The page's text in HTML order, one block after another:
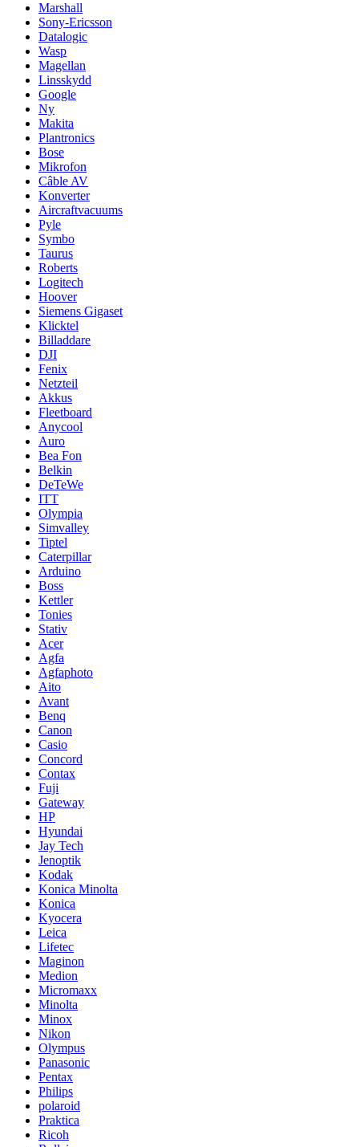
Marshall
Sony-Ericsson
Datalogic
Wasp
Magellan
Linsskydd
Google
Ny
Makita
Plantronics
Bose
Mikrofon
Câble AV
Konverter
Aircraftvacuums
Pyle
Symbo
Taurus
Roberts
Logitech
Hoover
Siemens Gigaset
Klicktel
Billaddare
DJI
Fenix
Netzteil
Akkus
Fleetboard
Anycool
Auro
Bea Fon
Belkin
DeTeWe
ITT
Olympia
Simvalley
Tiptel
Caterpillar
Arduino
Boss
Kettler
Tonies
Stativ
Acer
Agfa
Agfaphoto
Aito
Avant
Benq
Canon
Casio
Concord
Contax
Fuji
Gateway
HP
Hyundai
Jay Tech
Jenoptik
Kodak
Konica Minolta
Konica
Kyocera
Leica
Lifetec
Maginon
Medion
Micromaxx
Minolta
Minox
Nikon
Olympus
Panasonic
Pentax
Philips
polaroid
Praktica
Ricoh